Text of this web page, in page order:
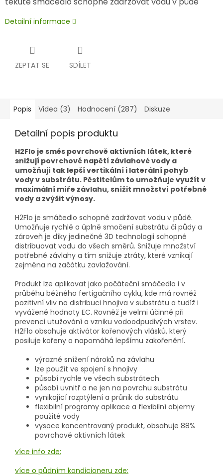
Detailní informace
ZEPTAT SE SDÍLET
Popis Videa (3) Hodnocení (287) Diskuze
Detailní popis produktu
H2Flo je směs povrchově aktivních látek, které
snižují povrchové napětí závlahové vody a
umožňují tak lepší vertikální i laterální pohyb
vody v substrátu. Pěstitelům to umožňuje využít v
maximální míře závlahu, snížit množství potřebné
vody a zvýšit výnosy.
H2Flo je smáčedlo schopné zadržovat vodu v půdě.
Umožňuje rychlé a úplně smočení substrátu či půdy a
zároveň je díky jedinečné 3D technologii schopné
distribuovat vodu do všech směrů. Snižuje množství
potřebné závlahy a tím snižuje ztráty, které vznikají
zejména na začátku zavlažování.
Produkt lze aplikovat jako počáteční smáčedlo i v
průběhu běžného fertigačního cyklu, kde má rovněž
pozitivní vliv na distribuci hnojiva v substrátu a tudíž i
vyvážené hodnoty EC. Rovněž je velmi účinné při
prevenci utužování a vzniku vodoodpudivých vrstev.
H2Flo obsahuje aktivátor kořenových vlásků, který
posiluje kořeny a napomáhá lepšímu zakořenění.
výrazné snížení nároků na závlahu
lze použít ve spojení s hnojivy
působí rychle ve všech substrátech
působí uvnitř a ne jen na povrchu substrátu
vynikající rozptýlení a průnik do substrátu
flexibilní programy aplikace a flexibilní objemy
použité vody
vysoce koncentrovaný produkt, obsahuje 88%
povrchově aktivních látek
více info zde:
více o půdním kondicioneru zde: